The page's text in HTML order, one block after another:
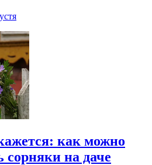
как можно
сорняки на даче